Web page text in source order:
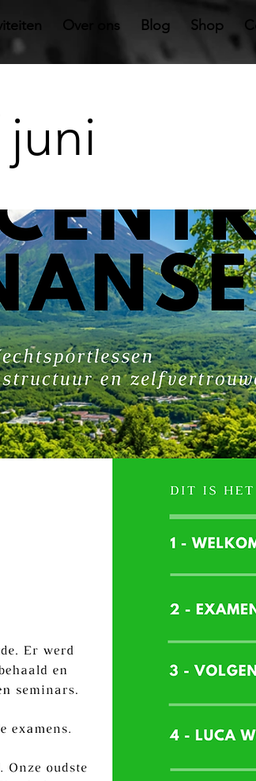
Over ons Blog Shop